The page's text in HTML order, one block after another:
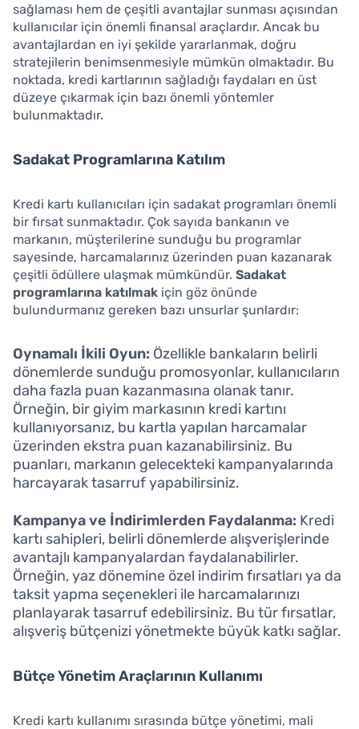
sağlaması hem de çeşitli avantajlar sunması açısından
kullanıcılar için önemli finansal araçlardır. Ancak bu
avantajlardan en iyi şekilde yararlanmak, doğru
stratejilerin benimsenmesiyle mümkün olmaktadır. Bu
noktada, kredi kartlarının sağladığı faydaları en üst
düzeye çıkarmak için bazı önemli yöntemler
bulunmaktadır.
Sadakat Programlarına Katılım
Kredi kartı kullanıcıları için sadakat programları önemli
bir fırsat sunmaktadır. Çok sayıda bankanın ve
markanın, müşterilerine sunduğu bu programlar
sayesinde, harcamalarınız üzerinden puan kazanarak
çeşitli ödüllere ulaşmak mümkündür. Sadakat
programlarına katılmak için göz önünde
bulundurmanız gereken bazı unsurlar şunlardır:
Oynamalı İkili Oyun: Özellikle bankaların belirli
dönemlerde sunduğu promosyonlar, kullanıcıların
daha fazla puan kazanmasına olanak tanır.
Örneğin, bir giyim markasının kredi kartını
kullanıyorsanız, bu kartla yapılan harcamalar
üzerinden ekstra puan kazanabilirsiniz. Bu
puanları, markanın gelecekteki kampanyalarında
harcayarak tasarruf yapabilirsiniz.
Kampanya ve İndirimlerden Faydalanma: Kredi
kartı sahipleri, belirli dönemlerde alışverişlerinde
avantajlı kampanyalardan faydalanabilirler.
Örneğin, yaz dönemine özel indirim fırsatları ya da
taksit yapma seçenekleri ile harcamalarınızı
planlayarak tasarruf edebilirsiniz. Bu tür fırsatlar,
alışveriş bütçenizi yönetmekte büyük katkı sağlar.
Bütçe Yönetim Araçlarının Kullanımı
Kredi kartı kullanımı sırasında bütçe yönetimi, mali